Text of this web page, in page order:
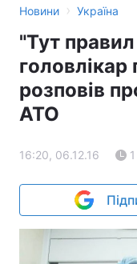
Новини › Україна
"Тут
головлікар
розповів
АТО
16:20, 06.12.16